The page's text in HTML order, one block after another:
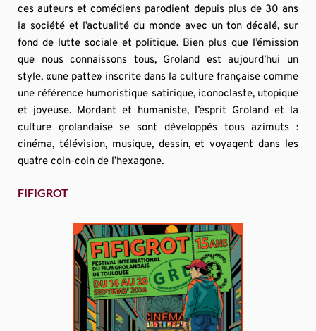
ces auteurs et comédiens parodient depuis plus de 30 ans
la société et l’actualité du monde avec un ton décalé, sur
fond de lutte sociale et politique. Bien plus que l’émission
que nous connaissons tous, Groland est aujourd’hui un
style, «une patte» inscrite dans la culture française comme
une référence humoristique satirique, iconoclaste, utopique
et joyeuse. Mordant et humaniste, l’esprit Groland et la
culture grolandaise se sont développés tous azimuts :
cinéma, télévision, musique, dessin, et voyagent dans les
quatre coin-coin de l’hexagone.
FIFIGROT